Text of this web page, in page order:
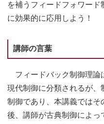
を補うフィードフォワー
に効果的に応用しよう！
講師の言葉
フィードバック制御理論
現代制御に分類されるが
制御であり、本講義ではそ
後、講師が古典制御によっ